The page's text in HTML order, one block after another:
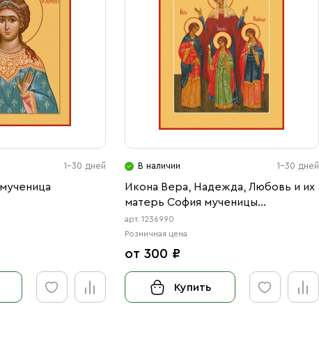
1-30 дней В наличии 1-30 дней
Икона Вера, Надежда, Любовь и их
матерь София мученицы
(АРТ.06990)
арт. 1236990
Розничная цена
от 300 ₽
Купить